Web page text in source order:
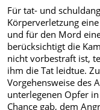
Für tat- und
Körperverletzung
und für den Mord
berücksichtigt die
nicht vorbestraft ist,
ihm die Tat leidtue.
Vorgehensweise des
unterlegenen Opfer
Chance gab, dem